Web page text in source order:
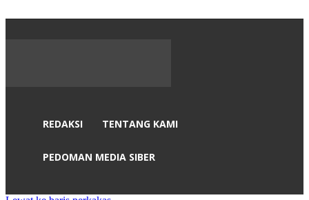
REDAKSI TENTANG KAMI
PEDOMAN MEDIA SIBER